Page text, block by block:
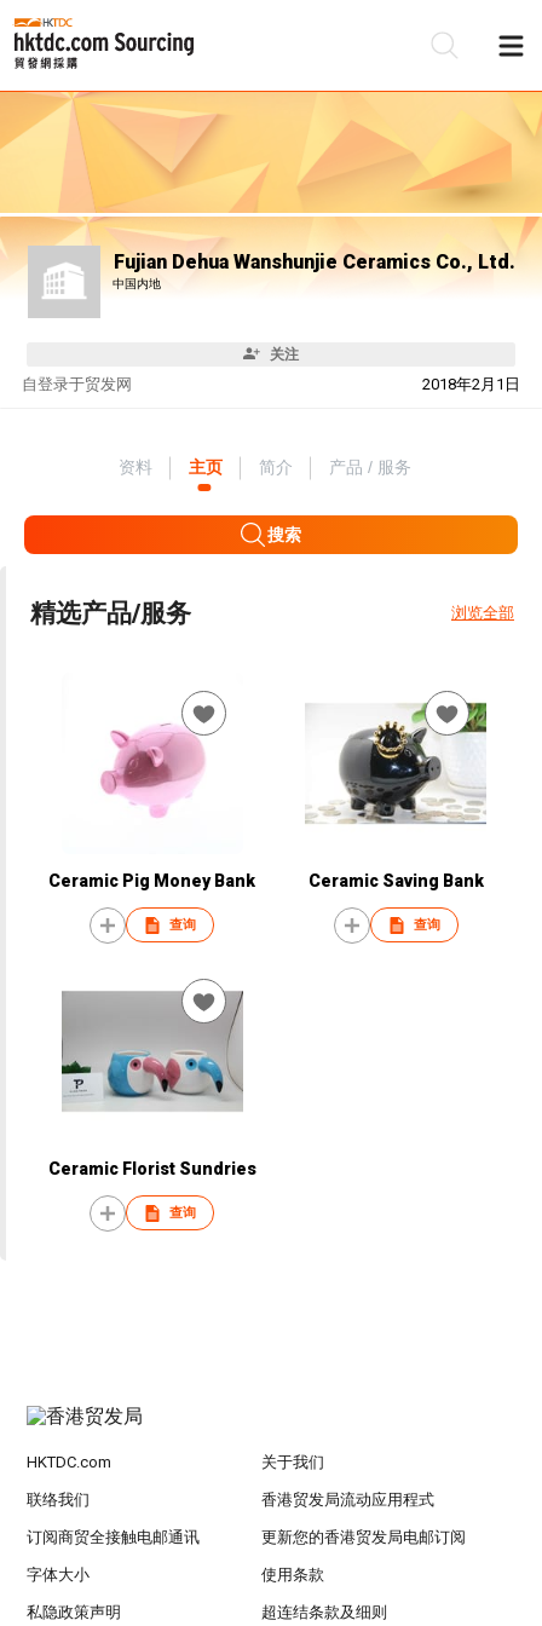
Fujian Dehua Wanshunjie Ceramics Co., Ltd.
中国内地
关注
自 2018年2月1日
登录于贸发网
资料 主页 简介 产品 / 服务
搜索
精选产品/服务 浏览全部
Ceramic Pig Money Bank
查询
Ceramic Saving Bank
查询
Ceramic Florist Sundries
查询
HKTDC.com 关于我们
联络我们 香港贸发局流动应用程式
订阅商贸全接触电邮通讯 更新您的香港贸发局电邮订阅
字体大小 使用条款
私隐政策声明 超连结条款及细则